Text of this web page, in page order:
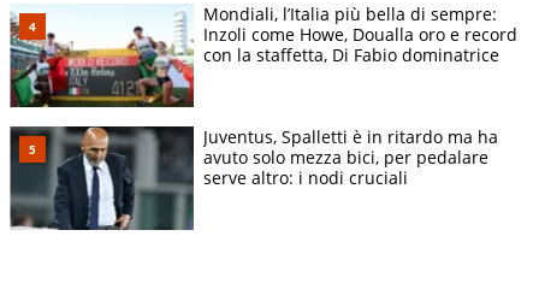
Mondiali, l’Italia più bella di sempre:
Inzoli come Howe, Doualla oro e record
con la staffetta, Di Fabio dominatrice
Juventus, Spalletti è in ritardo ma ha
avuto solo mezza bici, per pedalare
serve altro: i nodi cruciali